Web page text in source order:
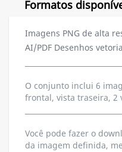
Formatos
Imagens PNG de alta
AI/PDF Desenhos
O conjunto inclui 6
frontal, vista traseira, 2
Você pode fazer o
da imagem definida,